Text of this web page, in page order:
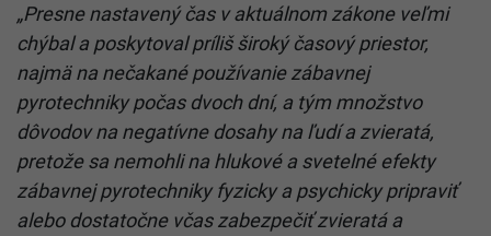
„Presne nastavený čas v aktuálnom zákone veľmi
chýbal a poskytoval príliš široký časový priestor,
najmä na nečakané používanie zábavnej
pyrotechniky počas dvoch dní, a tým množstvo
dôvodov na negatívne dosahy na ľudí a zvieratá,
pretože sa nemohli na hlukové a svetelné efekty
zábavnej pyrotechniky fyzicky a psychicky pripraviť
alebo dostatočne včas zabezpečiť zvieratá a